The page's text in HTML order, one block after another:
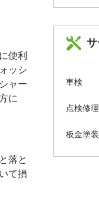
便利
ッシ
ャー
に
落と
て損
車検
点検修理
板金塗装